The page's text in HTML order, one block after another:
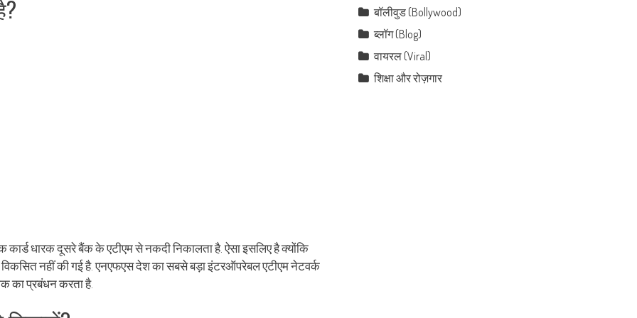
धारक दूसरे बैंक के एटीएम से नकदी निकालता है. ऐसा इसलिए है क्योंकि
में विकसित नहीं की गई है. एनएफएस देश का सबसे बड़ा इंटरऑपरेबल एटीएम नेटवर्क
का प्रबंधन करता है.
बॉलीवुड (Bollywood)
ब्लॉग (Blog)
वायरल (Viral)
शिक्षा और रोज़गार